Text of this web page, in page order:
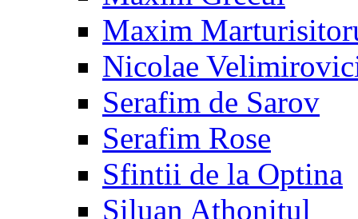
Maxim
Nicolae
Serafim de Sarov
Serafim Rose
Sfintii de la Optina
Siluan Athonitul